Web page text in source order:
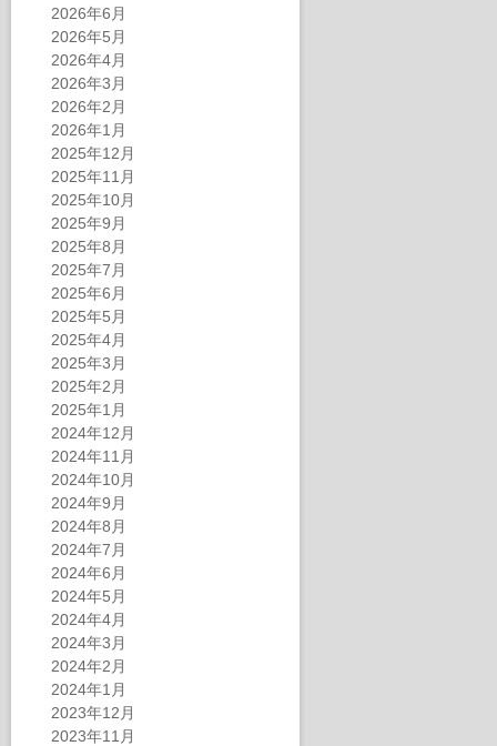
2026年6月
2026年5月
2026年4月
2026年3月
2026年2月
2026年1月
2025年12月
2025年11月
2025年10月
2025年9月
2025年8月
2025年7月
2025年6月
2025年5月
2025年4月
2025年3月
2025年2月
2025年1月
2024年12月
2024年11月
2024年10月
2024年9月
2024年8月
2024年7月
2024年6月
2024年5月
2024年4月
2024年3月
2024年2月
2024年1月
2023年12月
2023年11月